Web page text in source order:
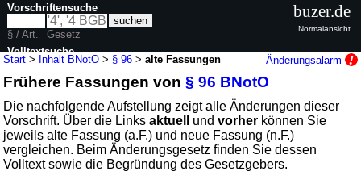
Start > Inhalt BNotO > § 96 >alte Fassungen Änderungsalarm
Frühere Fassungen von§ 96 BNotO
Die nachfolgende Aufstellung zeigt alle Änderungen dieser
Vorschrift. Über die Linksaktuell undvorher können Sie
jeweils alte Fassung (a.F.) und neue Fassung (n.F.)
vergleichen. Beim Änderungsgesetz finden Sie dessen
Volltext sowie die Begründung des Gesetzgebers.
Vorschriftensuche
§ / Art.
Gesetz
Volltextsuche
nur in BNotO
buzer.de
Normalansicht